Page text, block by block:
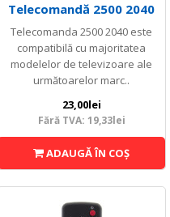
Telecomandă 2500 2040
Telecomanda 2500 2040 este
compatibilă cu majoritatea
modelelor de televizoare ale
următoarelor marc..
23,00lei
Fără TVA: 19,33lei
ADAUGĂ ÎN COŞ